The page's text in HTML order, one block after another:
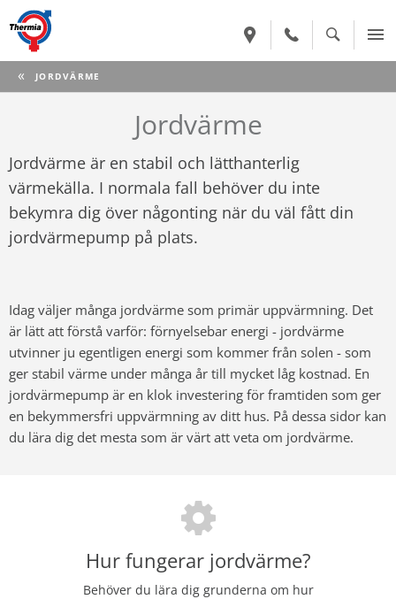
CURRENT:
JORDVÄRME
Jordvärme
Jordvärme är en stabil och lätthanterlig
värmekälla. I normala fall behöver du inte
bekymra dig över någonting när du väl fått din
jordvärmepump på plats.
Idag väljer många jordvärme som primär uppvärmning. Det
är lätt att förstå varför: förnyelsebar energi - jordvärme
utvinner ju egentligen energi som kommer från solen - som
ger stabil värme under många år till mycket låg kostnad. En
jordvärmepump är en klok investering för framtiden som ger
en bekymmersfri uppvärmning av ditt hus. På dessa sidor kan
du lära dig det mesta som är värt att veta om jordvärme.
Hur fungerar jordvärme?
Behöver du lära dig grunderna om hur